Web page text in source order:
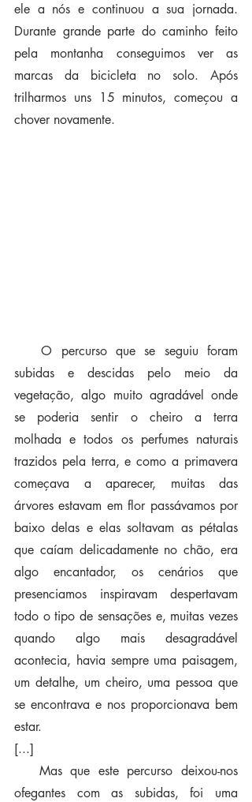
ele a nós e continuou a sua jornada.
Durante grande parte do caminho feito
pela montanha conseguimos ver as
marcas da bicicleta no solo. Após
trilharmos uns 15 minutos, começou a
chover novamente.
   O percurso que se seguiu foram
subidas e descidas pelo meio da
vegetação, algo muito agradável onde
se poderia sentir o cheiro a terra
molhada e todos os perfumes naturais
trazidos pela terra, e como a primavera
começava a aparecer, muitas das
árvores estavam em flor passávamos por
baixo delas e elas soltavam as pétalas
que caíam delicadamente no chão, era
algo encantador, os cenários que
presenciamos inspiravam despertavam
todo o tipo de sensações e, muitas vezes
quando algo mais desagradável
acontecia, havia sempre uma paisagem,
um detalhe, um cheiro, uma pessoa que
se encontrava e nos proporcionava bem
estar.
[...]
ofegantes com as subidas, foi uma